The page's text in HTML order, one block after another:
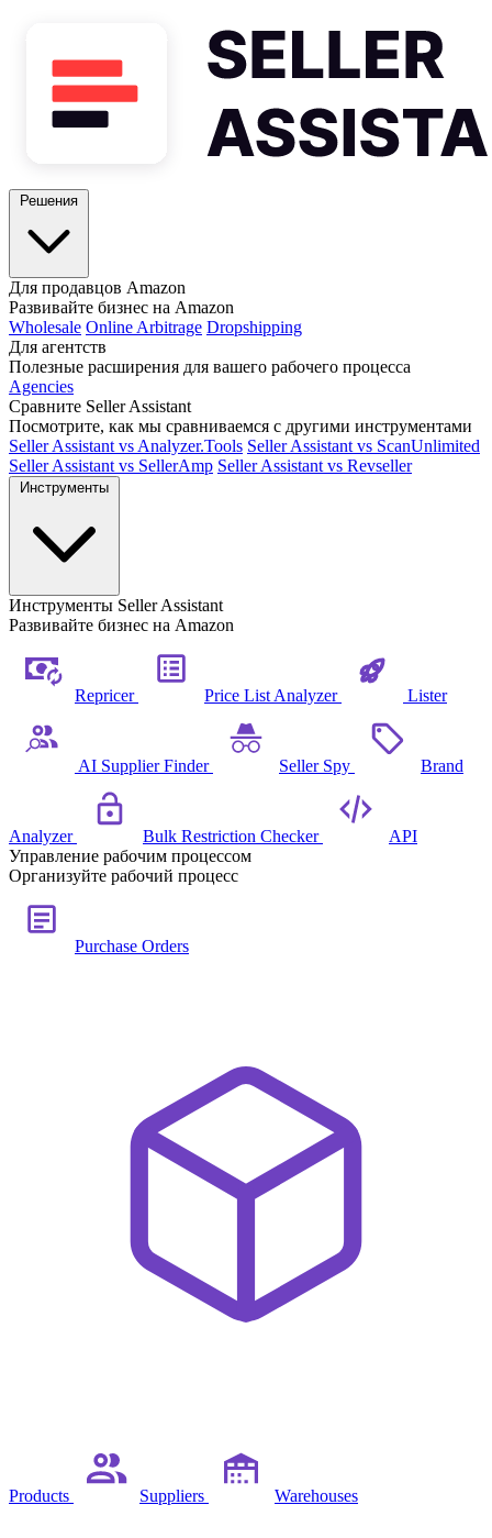
Для продавцов Amazon
Развивайте бизнес на Amazon
Wholesale Online Arbitrage Dropshipping
Для агентств
Полезные расширения для вашего рабочего процесса
Agencies
Сравните Seller Assistant
Посмотрите, как мы сравниваемся с другими инструментами
Seller Assistant vs Analyzer.Tools Seller Assistant vs ScanUnlimited
Seller Assistant vs SellerAmp Seller Assistant vs Revseller
Инструменты Seller Assistant
Развивайте бизнес на Amazon
Repricer Price List Analyzer Lister
AI Supplier Finder Seller Spy Brand
Analyzer Bulk Restriction Checker
API
Управление рабочим процессом
Организуйте рабочий процесс
Purchase Orders
Products Suppliers Warehouses